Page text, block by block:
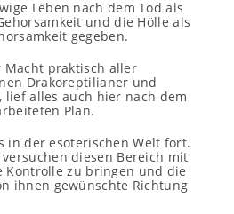
Leben nach dem Tod als
und die Hölle als
gegeben.
Macht praktisch aller
Drakoreptilianer und
lief alles auch hier nach dem
Plan.
in der esoterischen Welt fort.
diesen Bereich mit
zu bringen und die
ihnen gewünschte Richtung